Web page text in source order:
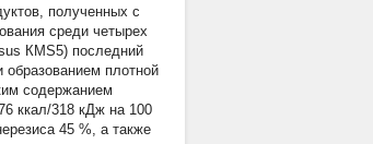
полученных с
среди четырех
КМS5) последний
плотной
содержанием
ккал/318 кДж на 100
45 %, а также